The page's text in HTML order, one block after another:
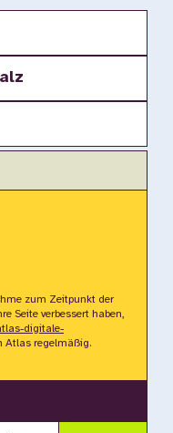
zum Zeitpunkt der
Seite verbessert haben,
digitale-
Atlas regelmäßig.